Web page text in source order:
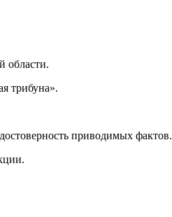
области.
трибуна».
приводимых фактов.